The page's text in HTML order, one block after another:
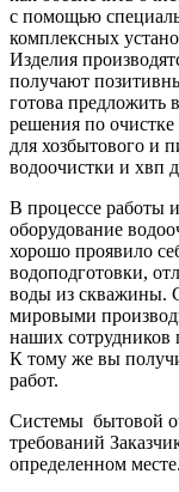
с помощью
комплексных
Изделия
получают
готова предложить
решения по
для хозбытового и
водоочистки и хвп
В процессе работы
оборудование
хорошо проявило
водоподготовки,
воды из скважины.
мировыми
наших сотрудников
К тому же вы
работ.
Системы бытовой
требований
определенном месте.